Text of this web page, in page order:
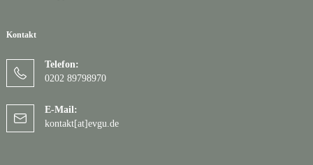
Kontakt
Telefon:
0202 89798970
E-Mail:
kontakt[at]evgu.de